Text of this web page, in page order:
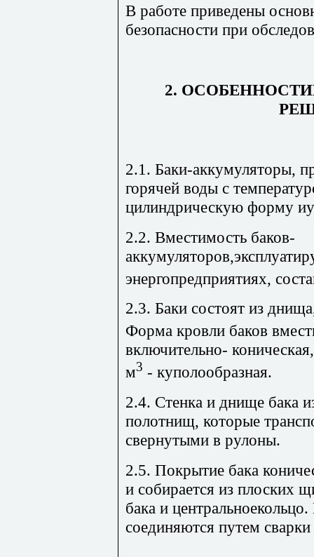
В работе приведены
безопасности при
2.
2.1. Баки-аккумуляторы,
горячей воды с
цилиндрическую форму
2.2. Вместимость баков-
энергопредприятиях,
2.3. Баки состоят из
Форма кровли баков
включительно-
м3 - куполообразная.
2.4. Стенка и днище бака
полотнищ, которые
свернутыми в рулоны.
2.5. Покрытие бака
и собирается из плоских
бака и
соединяются путем